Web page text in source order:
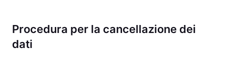
Procedura per la cancellazione dei
dati